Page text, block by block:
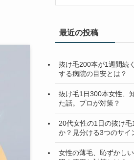
最近の投稿
抜け毛200本が1週間続
する病院の目安とは？
抜け毛1日300本女性、
た話。プロが対策？
20代女性の1日の抜け
か？見分ける3つのサイ
女性の薄毛、恥ずかし